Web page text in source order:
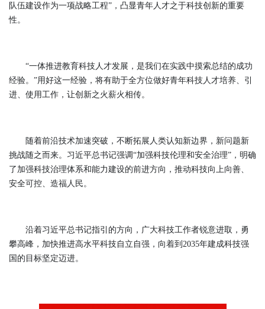
队伍建设作为一项战略工程”，凸显青年人才之于科技创新的重要
性。
“一体推进教育科技人才发展，是我们在实践中摸索总结的成功
经验。”用好这一经验，将有助于全方位做好青年科技人才培养、引
进、使用工作，让创新之火薪火相传。
随着前沿技术加速突破，不断拓展人类认知新边界，新问题新
挑战随之而来。习近平总书记强调“加强科技伦理和安全治理”，明确
了加强科技治理体系和能力建设的前进方向，推动科技向上向善、
安全可控、造福人民。
沿着习近平总书记指引的方向，广大科技工作者锐意进取，勇
攀高峰，加快推进高水平科技自立自强，向着到2035年建成科技强
国的目标坚定迈进。